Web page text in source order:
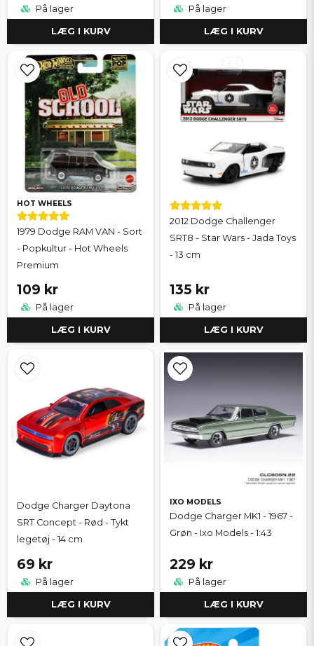
På lager
LÆG I KURV
På lager
LÆG I KURV
HOT WHEELS
1979 Dodge RAM VAN - Sort
- Popkultur - Hot Wheels
Premium
109 kr
På lager
LÆG I KURV
2012 Dodge Challenger
SRT8 - Star Wars - Jada Toys
- 13 cm
135 kr
På lager
LÆG I KURV
Dodge Charger Daytona
SRT Concept - Rød - Tykt
legetøj - 14 cm
69 kr
På lager
LÆG I KURV
IXO MODELS
Dodge Charger MK1 - 1967 -
Grøn - Ixo Models - 1:43
229 kr
På lager
LÆG I KURV